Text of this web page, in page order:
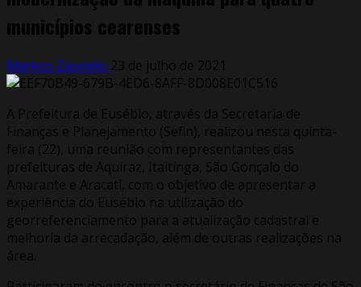
municípios cearenses
Markos Zaurelio 23 de julho de 2021
A Prefeitura de Eusébio, através da Secretaria de
Finanças e Planejamento (Sefin), realizou nesta quinta-
feira (22), uma reunião com representantes das
prefeituras de Aquiraz, Itaitinga, São Gonçalo do
Amarante e Aracati, com o objetivo de apresentar a
experiência do Eusébio na utilização do
georreferenciamento para a atualização cadastral e
melhoria da arrecadação, além de outras realizações na
área.